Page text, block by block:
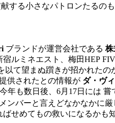
する小さなパトロンたるのも
ブランドが運営会社である 株
ルミネエスト、梅田HEP
て望まぬ躓きが招かれた
供されたとの情報が ダ・ヴ
年も数日後、6月17日には
バーと言えどなかなかに
せめてもの救いになるかも